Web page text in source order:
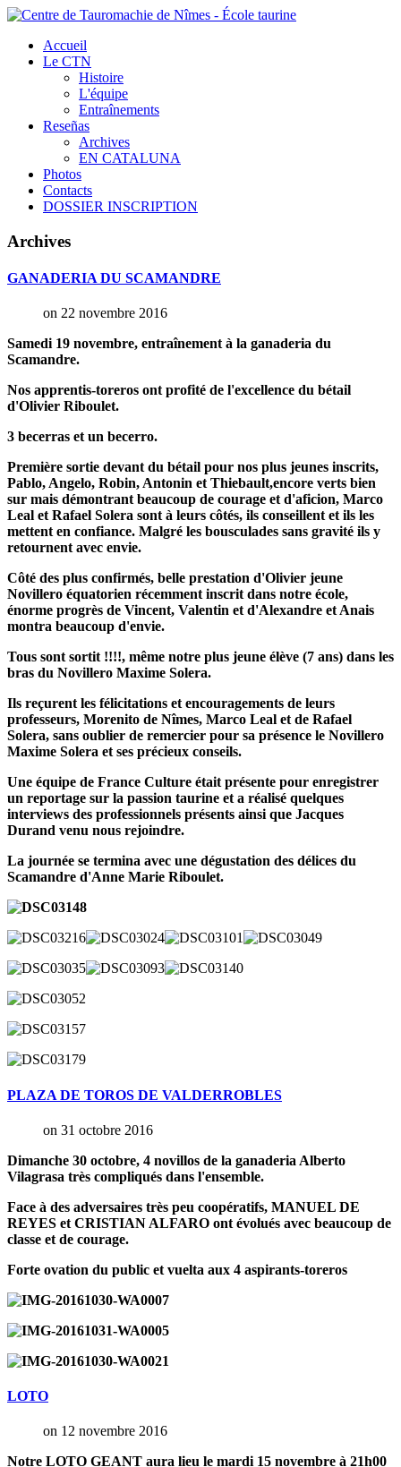
Accueil
Le CTN
Histoire
L'équipe
Entraînements
Reseñas
Archives
EN CATALUNA
Photos
Contacts
DOSSIER INSCRIPTION
Archives
GANADERIA DU SCAMANDRE
on 22 novembre 2016
Samedi 19 novembre, entraînement à la ganaderia du
Scamandre.
Nos apprentis-toreros ont profité de l'excellence du bétail
d'Olivier Riboulet.
3 becerras et un becerro.
Première sortie devant du bétail pour nos plus jeunes inscrits,
Pablo, Angelo, Robin, Antonin et Thiebault,encore verts bien
sur mais démontrant beaucoup de courage et d'aficion, Marco
Leal et Rafael Solera sont à leurs côtés, ils conseillent et ils les
mettent en confiance. Malgré les bousculades sans gravité ils y
retournent avec envie.
Côté des plus confirmés, belle prestation d'Olivier jeune
Novillero équatorien récemment inscrit dans notre école,
énorme progrès de Vincent, Valentin et d'Alexandre et Anais
montra beaucoup d'envie.
Tous sont sortit !!!!, même notre plus jeune élève (7 ans) dans les
bras du Novillero Maxime Solera.
Ils reçurent les félicitations et encouragements de leurs
professeurs, Morenito de Nîmes, Marco Leal et de Rafael
Solera, sans oublier de remercier pour sa présence le Novillero
Maxime Solera et ses précieux conseils.
Une équipe de France Culture était présente pour enregistrer
un reportage sur la passion taurine et a réalisé quelques
interviews des professionnels présents ainsi que Jacques
Durand venu nous rejoindre.
La journée se termina avec une dégustation des délices du
Scamandre d'Anne Marie Riboulet.
PLAZA DE TOROS DE VALDERROBLES
on 31 octobre 2016
Dimanche 30 octobre, 4 novillos de la ganaderia Alberto
Vilagrasa très compliqués dans l'ensemble.
Face à des adversaires très peu coopératifs, MANUEL DE
REYES et CRISTIAN ALFARO ont évolués avec beaucoup de
classe et de courage.
Forte ovation du public et vuelta aux 4 aspirants-toreros
LOTO
on 12 novembre 2016
Notre LOTO GEANT aura lieu le mardi 15 novembre à 21h00